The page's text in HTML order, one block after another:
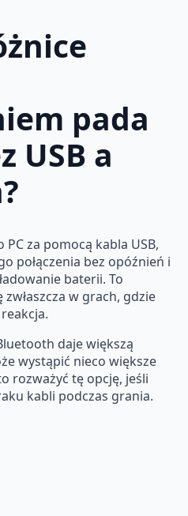
pada
USB a
PC za pomocą kabla USB,
połączenia bez opóźnień i
baterii. To
w grach, gdzie
daje większą
wystąpić nieco większe
rozważyć tę opcję, jeśli
kabli podczas grania.